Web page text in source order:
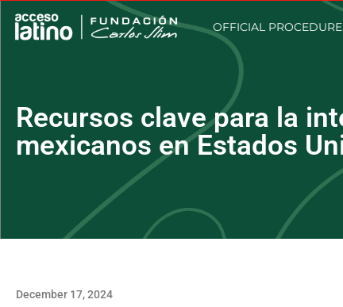
OFFICIAL
Recursos clave para la
mexicanos en Estados
December 17, 2024